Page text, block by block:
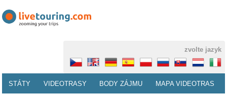
zvolte jazyk
STÁTY VIDEOTRASY BODY ZÁJMU MAPA VIDEOTRAS